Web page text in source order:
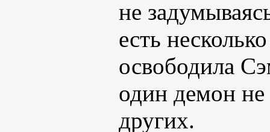
не
есть
освободила
один демон не
других.